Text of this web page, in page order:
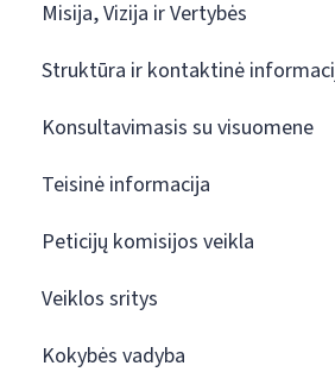
Misija, Vizija ir Vertybės
Struktūra ir kontaktinė
Konsultavimasis su visuomene
Teisinė informacija
Peticijų komisijos veikla
Veiklos sritys
Kokybės vadyba